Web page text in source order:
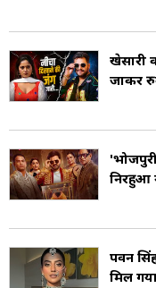
खेसारी
जाकर
निरहुआ
पवन
मिल